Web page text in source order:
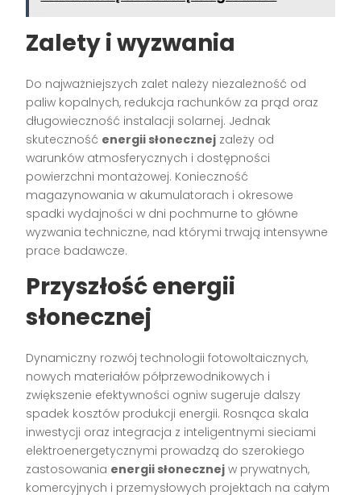
Zalety i wyzwania
Do najważniejszych zalet należy niezależność od
paliw kopalnych, redukcja rachunków za prąd oraz
długowieczność instalacji solarnej. Jednak
skuteczność energii słonecznej zależy od
warunków atmosferycznych i dostępności
powierzchni montażowej. Konieczność
magazynowania w akumulatorach i okresowe
spadki wydajności w dni pochmurne to główne
wyzwania techniczne, nad którymi trwają intensywne
prace badawcze.
Przyszłośćenergii
słonecznej
Dynamiczny rozwój technologii fotowoltaicznych,
nowych materiałów półprzewodnikowych i
zwiększenie efektywności ogniw sugeruje dalszy
spadek kosztów produkcji energii. Rosnąca skala
inwestycji oraz integracja z inteligentnymi sieciami
elektroenergetycznymi prowadzą do szerokiego
zastosowania energii słonecznej w prywatnych,
komercyjnych i przemysłowych projektach na całym